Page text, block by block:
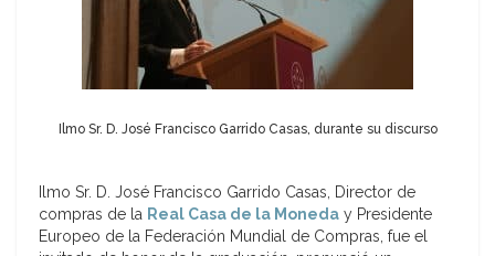
Ilmo Sr. D. José Francisco Garrido Casas, durante su discurso
Ilmo Sr. D. José Francisco Garrido Casas, Director de
compras de la Real Casa de la Moneda y Presidente
Europeo de la Federación Mundial de Compras, fue el